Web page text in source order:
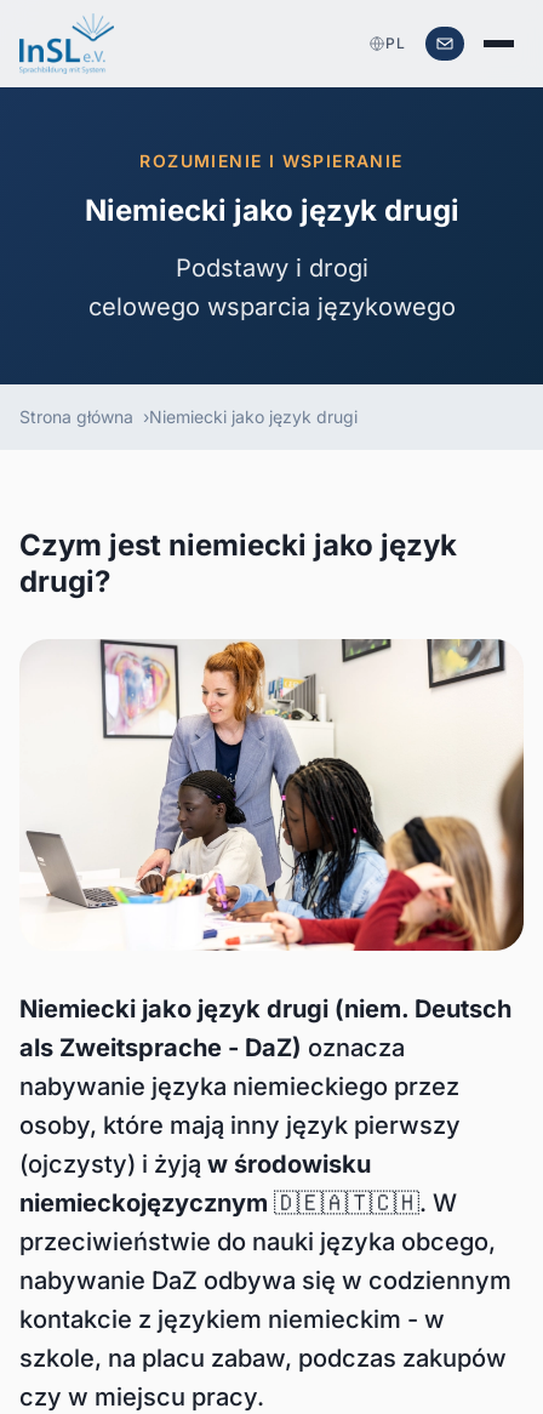
PL
ROZUMIENIE I WSPIERANIE
Niemiecki jako język drugi
Podstawy i drogi
celowego wsparcia językowego
Strona główna Niemiecki jako język drugi
Czym jest niemiecki jako język
drugi?
Niemiecki jako język drugi (niem. Deutsch
als Zweitsprache - DaZ) oznacza
nabywanie języka niemieckiego przez
osoby, które mają inny język pierwszy
(ojczysty) i żyją w środowisku
niemieckojęzycznym 🇩🇪🇦🇹🇨🇭. W
przeciwieństwie do nauki języka obcego,
nabywanie DaZ odbywa się w codziennym
kontakcie z językiem niemieckim - w
szkole, na placu zabaw, podczas zakupów
czy w miejscu pracy.